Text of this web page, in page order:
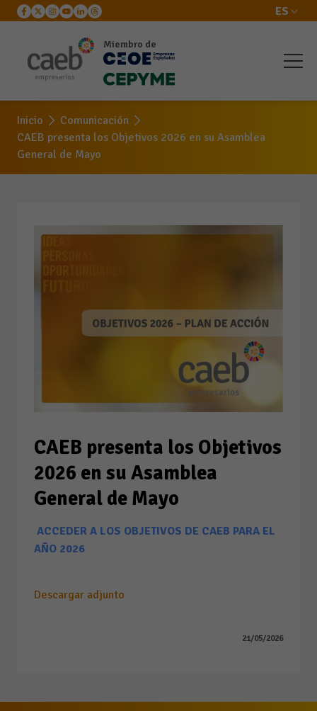
ES
Miembro de
Inicio
Comunicación
CAEB presenta los Objetivos 2026 en su Asamblea
General de Mayo
CAEB presenta los Objetivos
2026 en su Asamblea
General de Mayo
ACCEDER A LOS OBJETIVOS DE CAEB PARA EL
AÑO 2026
Descargar adjunto
21/05/2026